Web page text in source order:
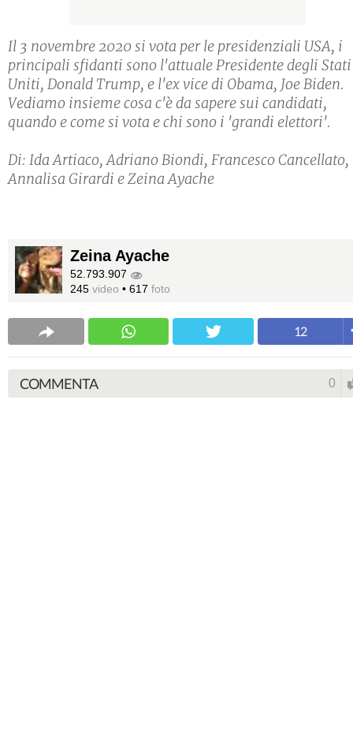
Il 3 novembre 2020 si vota per le presidenziali USA, i
principali sfidanti sono l'attuale Presidente degli Stati
Uniti, Donald Trump, e l'ex vice di Obama, Joe Biden.
Vediamo insieme cosa c'è da sapere sui candidati,
quando e come si vota e chi sono i 'grandi elettori'.
Di: Ida Artiaco, Adriano Biondi, Francesco Cancellato,
Annalisa Girardi e Zeina Ayache
Zeina Ayache
52.793.907
245 video • 617 foto
12
COMMENTA 0